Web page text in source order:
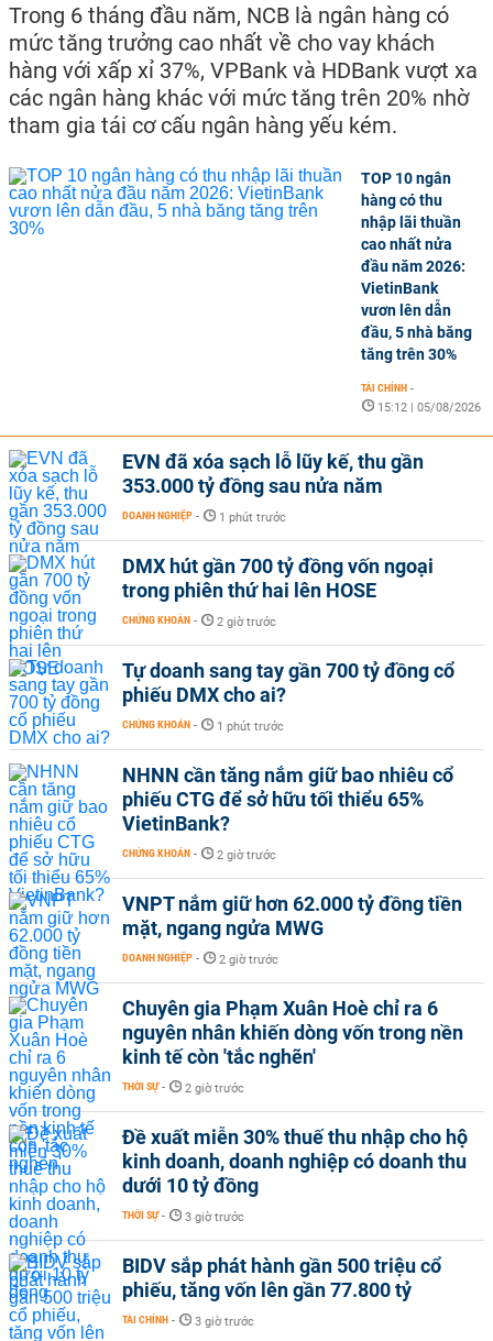
Trong 6 tháng đầu năm, NCB là ngân hàng có
mức tăng trưởng cao nhất về cho vay khách
hàng với xấp xỉ 37%, VPBank và HDBank vượt xa
các ngân hàng khác với mức tăng trên 20% nhờ
tham gia tái cơ cấu ngân hàng yếu kém.
TOP 10 ngân
hàng có thu
nhập lãi thuần
cao nhất nửa
đầu năm 2026:
VietinBank
vươn lên dẫn
đầu, 5 nhà băng
tăng trên 30%
TÀI CHÍNH -
15:12 | 05/08/2026
EVN đã xóa sạch lỗ lũy kế, thu gần
353.000 tỷ đồng sau nửa năm
DOANH NGHIỆP - 1 phút trước
DMX hút gần 700 tỷ đồng vốn ngoại
trong phiên thứ hai lên HOSE
CHỨNG KHOÁN - 2 giờ trước
Tự doanh sang tay gần 700 tỷ đồng cổ
phiếu DMX cho ai?
CHỨNG KHOÁN - 1 phút trước
NHNN cần tăng nắm giữ bao nhiêu cổ
phiếu CTG để sở hữu tối thiểu 65%
VietinBank?
CHỨNG KHOÁN - 2 giờ trước
VNPT nắm giữ hơn 62.000 tỷ đồng tiền
mặt, ngang ngửa MWG
DOANH NGHIỆP - 2 giờ trước
Chuyên gia Phạm Xuân Hoè chỉ ra 6
nguyên nhân khiến dòng vốn trong nền
kinh tế còn 'tắc nghẽn'
THỜI SỰ - 2 giờ trước
Đề xuất miễn 30% thuế thu nhập cho hộ
kinh doanh, doanh nghiệp có doanh thu
dưới 10 tỷ đồng
THỜI SỰ - 3 giờ trước
BIDV sắp phát hành gần 500 triệu cổ
phiếu, tăng vốn lên gần 77.800 tỷ
TÀI CHÍNH - 3 giờ trước